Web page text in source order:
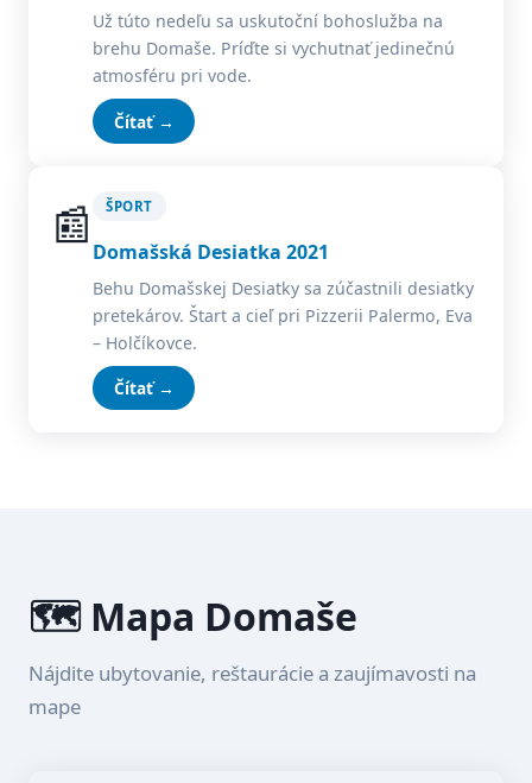
Už túto nedeľu sa uskutoční bohoslužba na
brehu Domaše. Príďte si vychutnať jedinečnú
atmosféru pri vode.
Čítať →
📰 ŠPORT
Domašská Desiatka 2021
Behu Domašskej Desiatky sa zúčastnili desiatky
pretekárov. Štart a cieľ pri Pizzerii Palermo, Eva
– Holčíkovce.
Čítať →
🗺️ Mapa Domaše
Nájdite ubytovanie, reštaurácie a zaujímavosti na
mape